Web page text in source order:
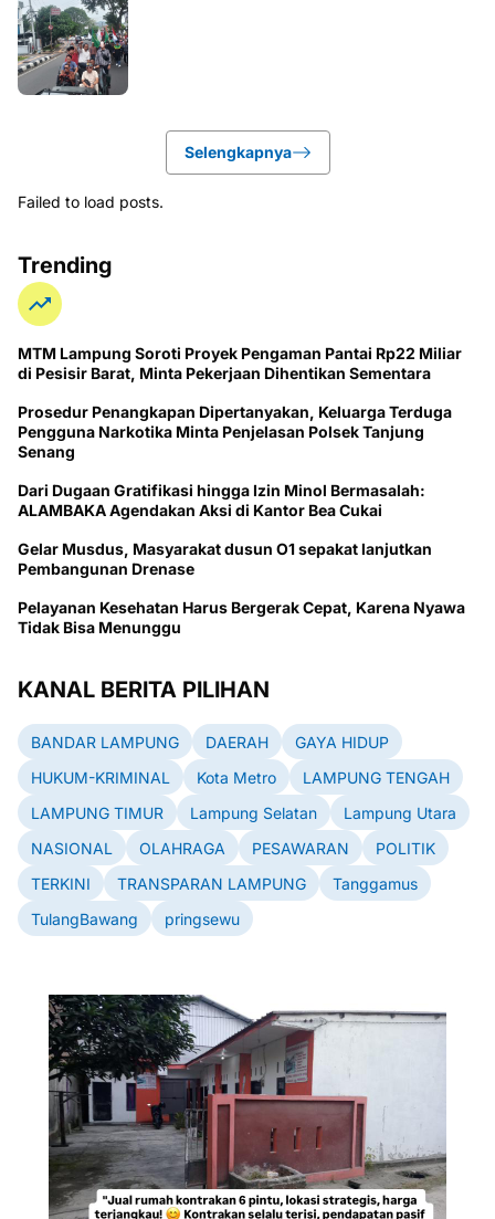
Selengkapnya
Failed to load posts.
Trending
MTM Lampung Soroti Proyek Pengaman Pantai Rp22 Miliar
di Pesisir Barat, Minta Pekerjaan Dihentikan Sementara
Prosedur Penangkapan Dipertanyakan, Keluarga Terduga
Pengguna Narkotika Minta Penjelasan Polsek Tanjung
Senang
Dari Dugaan Gratifikasi hingga Izin Minol Bermasalah:
ALAMBAKA Agendakan Aksi di Kantor Bea Cukai
Gelar Musdus, Masyarakat dusun O1 sepakat lanjutkan
Pembangunan Drenase
Pelayanan Kesehatan Harus Bergerak Cepat, Karena Nyawa
Tidak Bisa Menunggu
KANAL BERITA PILIHAN
BANDAR LAMPUNG DAERAH
GAYA HIDUP
HUKUM-KRIMINAL
Kota Metro
LAMPUNG TENGAH
LAMPUNG TIMUR
Lampung Selatan
Lampung Utara
NASIONAL
OLAHRAGA PESAWARAN
POLITIK
TERKINI
TRANSPARAN LAMPUNG
Tanggamus
TulangBawang
pringsewu